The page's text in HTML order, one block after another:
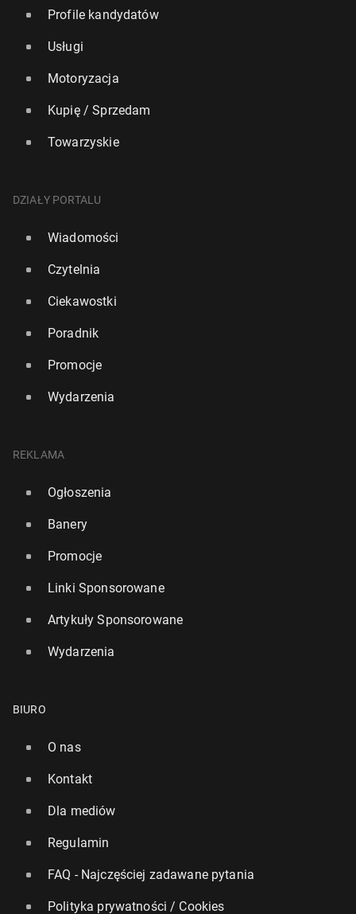
Profile kandydatów
Usługi
Motoryzacja
Kupię / Sprzedam
Towarzyskie
DZIAŁY PORTALU
Wiadomości
Czytelnia
Ciekawostki
Poradnik
Promocje
Wydarzenia
REKLAMA
Ogłoszenia
Banery
Promocje
Linki Sponsorowane
Artykuły Sponsorowane
Wydarzenia
BIURO
O nas
Kontakt
Dla mediów
Regulamin
FAQ - Najczęściej zadawane pytania
Polityka prywatności / Cookies